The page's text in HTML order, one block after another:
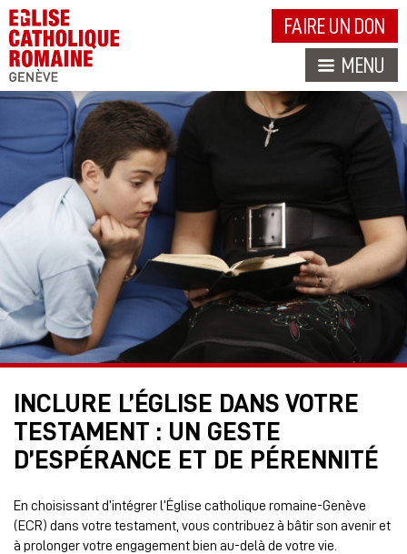
FAIRE UN DON
MENU
INCLURE L’ÉGLISE DANS VOTRE
TESTAMENT : UN GESTE
D’ESPÉRANCE ET DE PÉRENNITÉ
En choisissant d’intégrer l’Église catholique romaine-Genève
(ECR) dans votre testament, vous contribuez à bâtir son avenir et
à prolonger votre engagement bien au-delà de votre vie.